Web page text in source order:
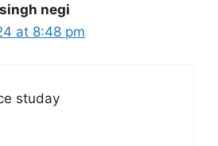
singh negi
at 8:48 pm
studay